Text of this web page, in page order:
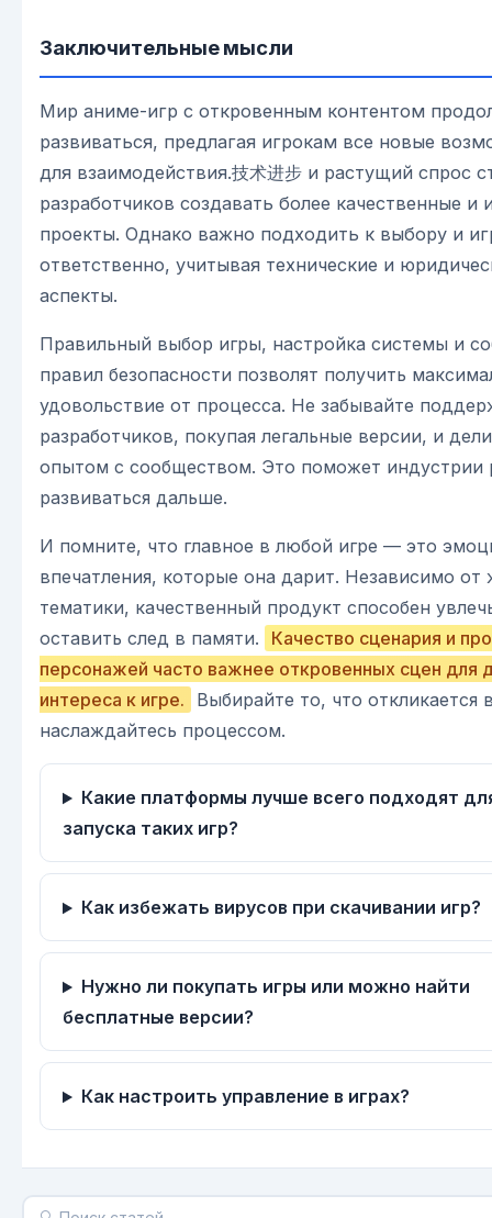
Заключительные мысли
Мир аниме-игр с откровенным контентом
развиваться, предлагая игрокам все новые
для взаимодействия.技术进步 и растущий спрос
разработчиков создавать более качественные и
проекты. Однако важно подходить к выбору и
ответственно, учитывая технические и
аспекты.
Правильный выбор игры, настройка системы и
правил безопасности позволят получить
удовольствие от процесса. Не забывайте
разработчиков, покупая легальные версии, и
опытом с сообществом. Это поможет индустрии
развиваться дальше.
И помните, что главное в любой игре — это
впечатления, которые она дарит. Независимо от
тематики, качественный продукт способен
оставить след в памяти.
Качество сценария и
персонажей часто важнее откровенных сцен для
интереса к игре.
Выбирайте то, что откликается
наслаждайтесь процессом.
Какие платформы лучше всего подходят
запуска таких игр?
Как избежать вирусов при скачивании игр?
Нужно ли покупать игры или можно найти
бесплатные версии?
Как настроить управление в играх?